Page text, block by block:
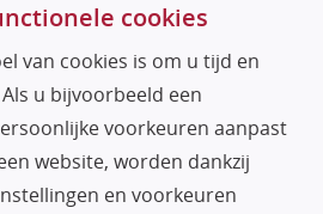
cookies
van cookies is om u tijd en
u bijvoorbeeld een
voorkeuren aanpast
website, worden dankzij
en voorkeuren